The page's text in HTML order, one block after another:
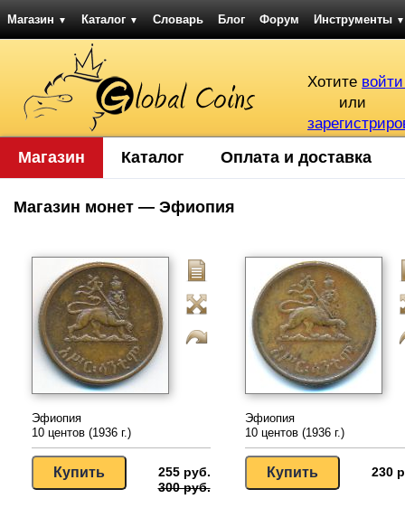
Магазин ▼ Каталог ▼ Словарь Блог Форум Инструменты ▼
Хотите
или
Магазин Каталог Оплата и доставка
Магазин монет — Эфиопия
Эфиопия
10 центов (1936 г.)
255 руб.
300 руб.
Эфиопия
10 центов (1936 г.)
230